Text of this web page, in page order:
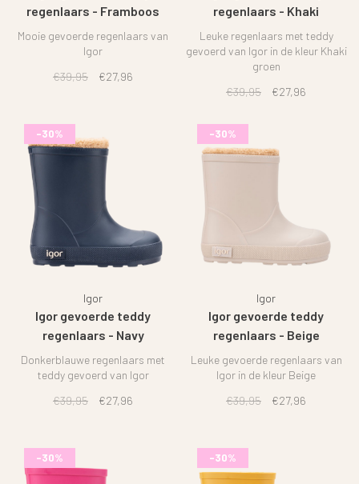
regenlaars - Framboos
Mooie gevoerde regenlaars van
Igor
€39,95
€27,96
regenlaars - Khaki
Leuke regenlaars met teddy
gevoerd van Igor in de kleur Khaki
groen
€39,95
€27,96
-30%
Igor
Igor gevoerde teddy
regenlaars - Navy
Donkerblauwe regenlaars met
teddy gevoerd van Igor
€39,95
€27,96
-30%
Igor
Igor gevoerde teddy
regenlaars - Beige
Leuke gevoerde regenlaars van
Igor in de kleur Beige
€39,95
€27,96
-30% -30%